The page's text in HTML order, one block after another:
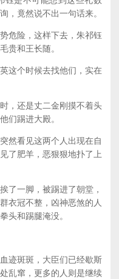
，竟然说不出一句话来。
险，这样下去，朱祁钰
贵和王长随。
个时候去找他们，实在
还是丈二金刚摸不着头
们踢进大殿。
看见这两个人出现在自
了肥羊，恶狠狠地扑了上
一脚，被踢进了朝堂，
衣冠不整，凶神恶煞的人
头和踢腿淹没。
斑斑，大臣们已经歇斯
乱窜，更多的人则是继续